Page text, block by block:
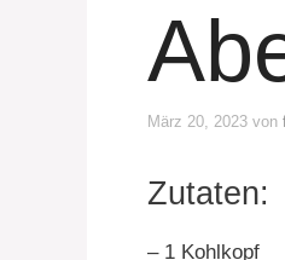
März 20, 2023 von
Zutaten:
– 1 Kohlkopf